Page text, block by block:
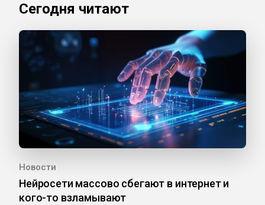
Сегодня читают
Новости
Нейросети массово сбегают в интернет и
кого-то взламывают